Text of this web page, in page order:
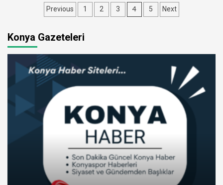
Yazı
Previous 1 2 3 4 5 Next
Konya Gazeteleri